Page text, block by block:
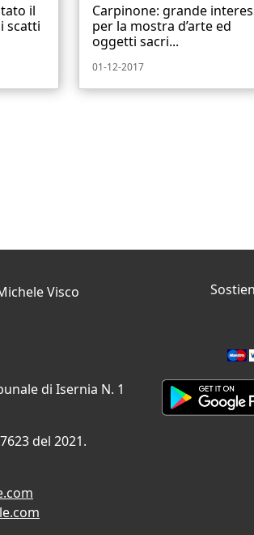
il
scatti
Carpinone: grande
per la mostra d’arte ed
oggetti sacri...
01-12-2017
Visco
di Isernia N. 1
del 2021.